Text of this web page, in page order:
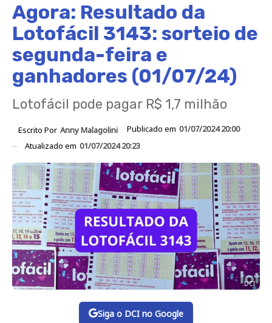
Agora: Resultado da
Lotofácil 3143: sorteio de
segunda-feira e
ganhadores (01/07/24)
Lotofácil pode pagar R$ 1,7 milhão
Escrito Por Anny Malagolini Publicado em 01/07/2024 20:00
Atualizado em 01/07/2024 20:23
DCI
Siga o DCI no Google